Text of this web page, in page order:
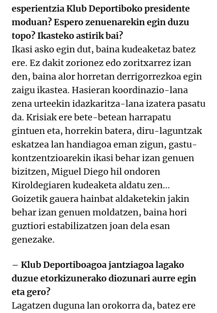
esperientzia Klub Deportiboko presidente
moduan? Espero zenuenarekin egin duzu
topo? Ikasteko astirik bai?
Ikasi asko egin dut, baina kudeaketaz batez
ere. Ez dakit zorionez edo zoritxarrez izan
den, baina alor horretan derrigorrezkoa egin
zaigu ikastea. Hasieran koordinazio-lana
zena urteekin idazkaritza-lana izatera pasatu
da. Krisiak ere bete-betean harrapatu
gintuen eta, horrekin batera, diru-laguntzak
eskatzea lan handiagoa eman zigun, gastu-
kontzentzioarekin ikasi behar izan genuen
bizitzen, Miguel Diego hil ondoren
Kiroldegiaren kudeaketa aldatu zen...
Goizetik gauera hainbat aldaketekin jakin
behar izan genuen moldatzen, baina hori
guztiori estabilizatzen joan dela esan
genezake.
– Klub Deportiboagoa jantziagoa lagako
duzue etorkizunerako diozunari aurre egin
eta gero?
Lagatzen duguna lan orokorra da, batez ere